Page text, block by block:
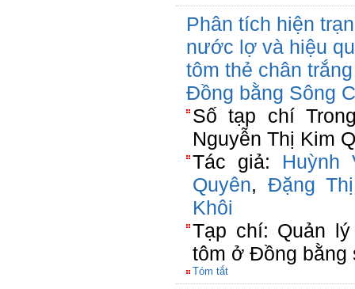
Phân tích hiện
nước lợ và hiệu
tôm thẻ chân
Đồng bằng Sông
Số tạp chí
Nguyễn Thị Kim
Tác giả: Huỳnh
Quyên, Đặng
Khôi
Tạp chí: Quản
tôm ở Đồng bằng
Tóm tắt